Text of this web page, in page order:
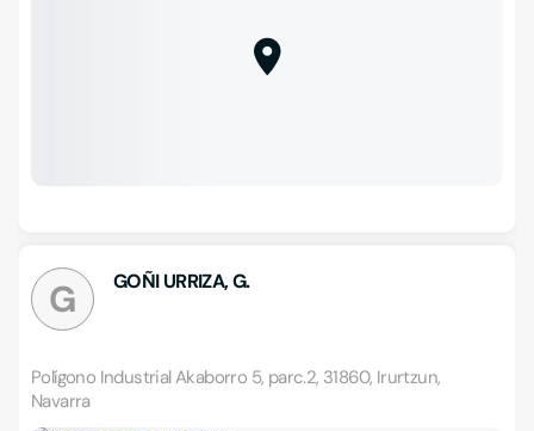
G GOÑI URRIZA, G.
Polígono Industrial Akaborro 5, parc.2, 31860, Irurtzun,
Navarra